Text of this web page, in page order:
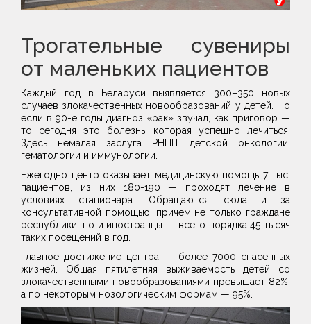
Трогательные сувениры
от маленьких пациентов
Каждый год в Беларуси выявляется 300–350 новых
случаев злокачественных новообразований у детей. Но
если в 90-е годы диагноз «рак» звучал, как приговор —
то сегодня это болезнь, которая успешно лечиться.
Здесь немалая заслуга РНПЦ детской онкологии,
гематологии и иммунологии.
Ежегодно центр оказывает медицинскую помощь 7 тыс.
пациентов, из них 180-190 — проходят лечение в
условиях стационара. Обращаются сюда и за
консультативной помощью, причем не только граждане
республики, но и иностранцы — всего порядка 45 тысяч
таких посещений в год.
Главное достижение центра — более 7000 спасенных
жизней. Общая пятилетняя выживаемость детей со
злокачественными новообразованиями превышает 82%,
а по некоторым нозологическим формам — 95%.